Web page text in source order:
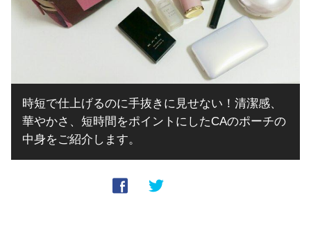
時短で仕上げるのに手抜きに見せない！清潔感、
華やかさ、短時間をポイントにしたCAのポーチの
中身をご紹介します。